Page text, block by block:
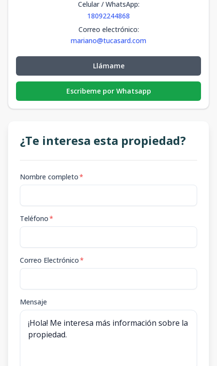
Celular / WhatsApp:
18092244868
Correo electrónico:
mariano@tucasard.com
Llámame
Escribeme por Whatsapp
¿Te interesa esta propiedad?
Nombre completo*
Teléfono*
Correo Electrónico*
Mensaje